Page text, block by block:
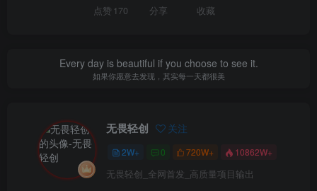
点赞 170 分享 收藏
Every day is beautiful if you choose to see it.
如果你愿意去发现，其实每一天都很美
无畏轻创 关注
2W+ 0 720W+ 10862W+
无畏轻创_全网首发_高质量项目输出